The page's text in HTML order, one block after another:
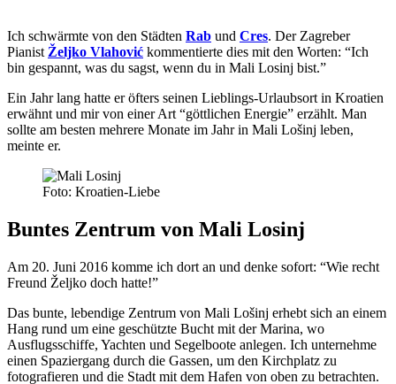
Ich schwärmte von den Städten Rab und Cres. Der Zagreber
Pianist Željko Vlahović kommentierte dies mit den Worten: “Ich
bin gespannt, was du sagst, wenn du in Mali Losinj bist.”
Ein Jahr lang hatte er öfters seinen Lieblings-Urlaubsort in Kroatien
erwähnt und mir von einer Art “göttlichen Energie” erzählt. Man
sollte am besten mehrere Monate im Jahr in Mali Lošinj leben,
meinte er.
Foto: Kroatien-Liebe
Buntes Zentrum von Mali Losinj
Am 20. Juni 2016 komme ich dort an und denke sofort: “Wie recht
Freund Željko doch hatte!”
Das bunte, lebendige Zentrum von Mali Lošinj erhebt sich an einem
Hang rund um eine geschützte Bucht mit der Marina, wo
Ausflugsschiffe, Yachten und Segelboote anlegen. Ich unternehme
einen Spaziergang durch die Gassen, um den Kirchplatz zu
fotografieren und die Stadt mit dem Hafen von oben zu betrachten.